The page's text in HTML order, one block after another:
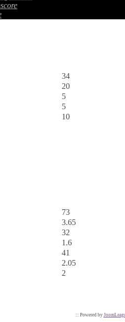
34
20
5
5
10
73
3.65
32
1.6
41
2.05
2
:: Powered by